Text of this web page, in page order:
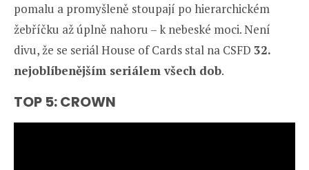
pomalu a promyšleně stoupají po hierarchickém
žebříčku až úplně nahoru – k nebeské moci. Není
divu, že se seriál House of Cards stal na CSFD 32.
nejoblíbenějším seriálem všech dob.
TOP 5: CROWN